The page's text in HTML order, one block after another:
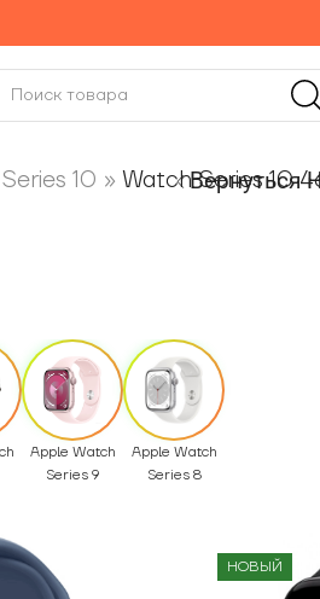
Вернуться
10 »Watch Series 10
Apple Watch
Series 9
Apple Watch
Series 8
НОВЫЙ